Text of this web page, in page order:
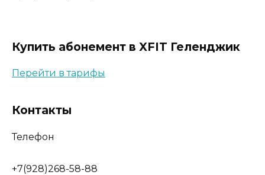
Купить абонемент в XFIT Геленджик
Перейти в тарифы
Контакты
Телефон
+7(928)268-58-88